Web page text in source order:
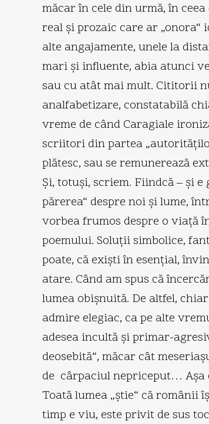
măcar în cele din urmă, în
real şi prozaic care ar
alte angajamente, unele la
mari şi influente, abia atunci
sau cu atât mai mult. Cititorii
analfabetizare, constatabilă
vreme de când Caragiale
scriitori din partea
plătesc, sau se remunerează
Şi, totuşi, scriem. Fiindcă – şi
părerea“ despre noi şi lume,
vorbea frumos despre o viaţă
poemului. Soluţii simbolice,
poate, că exişti în esenţial,
atare. Când am spus că
lumea obişnuită. De altfel,
admire elegiac, ca pe alte
adesea incultă şi primar-
deosebită“, măcar cât
de cârpaciul nepriceput… Aşa
Toată lumea „ştie“ că
timp e viu, este privit de sus